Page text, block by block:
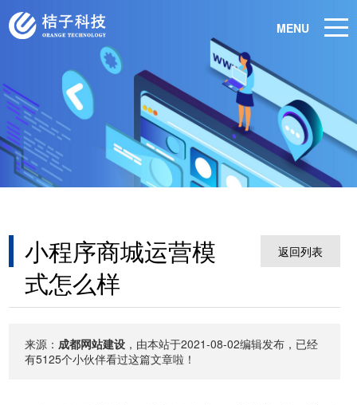
MENU
小程序商城运营模
式怎么样
返回列表
来源：成都网站建设 ，由本站于2021-08-02编辑发布，已经
有5125个小伙伴看过这篇文章啦！